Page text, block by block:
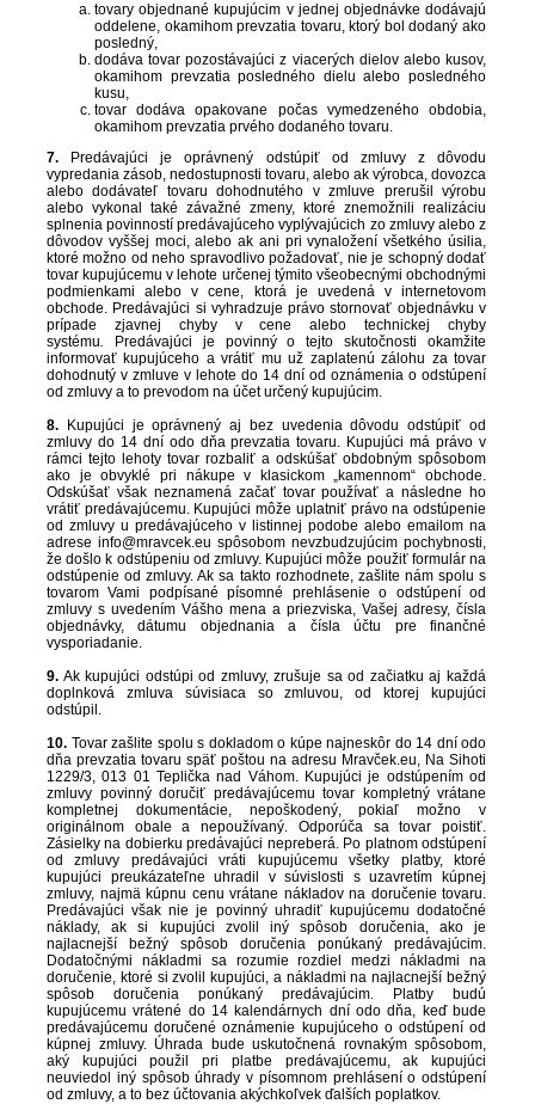
tovary objednané kupujúcim v jednej objednávke dodávajú
oddelene, okamihom prevzatia tovaru, ktorý bol dodaný ako
posledný,
dodáva tovar pozostávajúci z viacerých dielov alebo kusov,
okamihom prevzatia posledného dielu alebo posledného
kusu,
tovar dodáva opakovane počas vymedzeného obdobia,
okamihom prevzatia prvého dodaného tovaru.
7. Predávajúci je oprávnený odstúpiť od zmluvy z dôvodu
vypredania zásob, nedostupnosti tovaru, alebo ak výrobca, dovozca
alebo dodávateľ tovaru dohodnutého v zmluve prerušil výrobu
alebo vykonal také závažné zmeny, ktoré znemožnili realizáciu
splnenia povinností predávajúceho vyplývajúcich zo zmluvy alebo z
dôvodov vyššej moci, alebo ak ani pri vynaložení všetkého úsilia,
ktoré možno od neho spravodlivo požadovať, nie je schopný dodať
tovar kupujúcemu v lehote určenej týmito všeobecnými obchodnými
podmienkami alebo v cene, ktorá je uvedená v internetovom
obchode. Predávajúci si vyhradzuje právo stornovať objednávku v
prípade zjavnej chyby v cene alebo technickej chyby
systému.
Predávajúci je povinný o tejto skutočnosti okamžite
informovať kupujúceho a vrátiť mu už zaplatenú zálohu za tovar
dohodnutý v zmluve v lehote do 14 dní od oznámenia o odstúpení
od zmluvy a to prevodom na účet určený kupujúcim.
8. Kupujúci je oprávnený aj bez uvedenia dôvodu odstúpiť od
zmluvy do 14 dní odo dňa prevzatia tovaru. Kupujúci má právo v
rámci tejto lehoty tovar rozbaliť a odskúšať obdobným spôsobom
ako je obvyklé pri nákupe v klasickom „kamennom“ obchode.
Odskúšať však neznamená začať tovar používať a následne ho
vrátiť predávajúcemu. Kupujúci môže uplatniť právo na odstúpenie
od zmluvy u predávajúceho v listinnej podobe alebo emailom na
adrese info@mravcek.eu spôsobom nevzbudzujúcim pochybnosti,
že došlo k odstúpeniu od zmluvy. Kupujúci môže použiť formulár na
odstúpenie od zmluvy. Ak sa takto rozhodnete, zašlite nám spolu s
tovarom Vami podpísané písomné prehlásenie o odstúpení od
zmluvy s uvedením Vášho mena a priezviska, Vašej adresy, čísla
objednávky, dátumu objednania a čísla účtu pre finančné
vysporiadanie.
9. Ak kupujúci odstúpi od zmluvy, zrušuje sa od začiatku aj každá
doplnková zmluva súvisiaca so zmluvou, od ktorej kupujúci
odstúpil.
10. Tovar zašlite spolu s dokladom o kúpe najneskôr do 14 dní odo
dňa prevzatia tovaru späť poštou na adresu Mravček.eu, Na Sihoti
1229/3,013 01 Teplička nad Váhom. Kupujúci je odstúpením od
zmluvy povinný doručiť predávajúcemu tovar kompletný vrátane
kompletnej dokumentácie, nepoškodený, pokiaľ možno v
originálnom obale a nepoužívaný. Odporúča sa tovar poistiť.
Zásielky na dobierku predávajúci nepreberá. Po platnom odstúpení
od zmluvy predávajúci vráti kupujúcemu všetky platby, ktoré
kupujúci preukázateľne uhradil v súvislosti s uzavretím kúpnej
zmluvy, najmä kúpnu cenu vrátane nákladov na doručenie tovaru.
Predávajúci však nie je povinný uhradiť kupujúcemu dodatočné
náklady, ak si kupujúci zvolil iný spôsob doručenia, ako je
najlacnejší bežný spôsob doručenia ponúkaný predávajúcim.
Dodatočnými nákladmi sa rozumie rozdiel medzi nákladmi na
doručenie, ktoré si zvolil kupujúci, a nákladmi na najlacnejší bežný
spôsob doručenia ponúkaný predávajúcim. Platby budú
kupujúcemu vrátené do 14 kalendárnych dní odo dňa, keď bude
predávajúcemu doručené oznámenie kupujúceho o odstúpení od
kúpnej zmluvy. Úhrada bude uskutočnená rovnakým spôsobom,
aký kupujúci použil pri platbe predávajúcemu, ak kupujúci
neuviedol iný spôsob úhrady v písomnom prehlásení o odstúpení
od zmluvy, a to bez účtovania akýchkoľvek ďalších poplatkov.